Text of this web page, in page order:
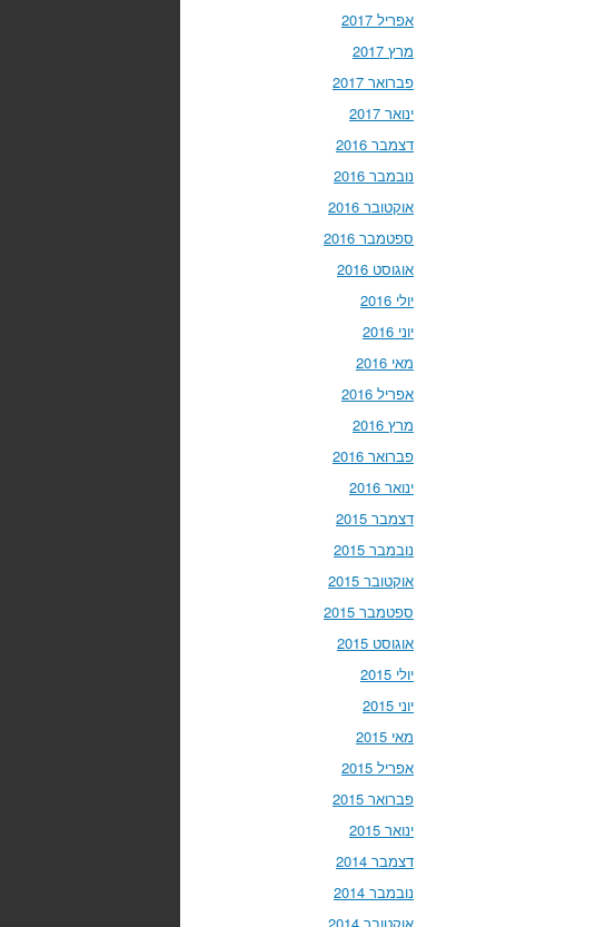
אפריל 2017
מרץ 2017
פברואר 2017
ינואר 2017
דצמבר 2016
נובמבר 2016
אוקטובר 2016
ספטמבר 2016
אוגוסט 2016
יולי 2016
יוני 2016
מאי 2016
אפריל 2016
מרץ 2016
פברואר 2016
ינואר 2016
דצמבר 2015
נובמבר 2015
אוקטובר 2015
ספטמבר 2015
אוגוסט 2015
יולי 2015
יוני 2015
מאי 2015
אפריל 2015
פברואר 2015
ינואר 2015
דצמבר 2014
נובמבר 2014